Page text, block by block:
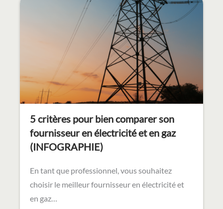
5 critères pour bien comparer son
fournisseur en électricité et en gaz
(INFOGRAPHIE)
En tant que professionnel, vous souhaitez
choisir le meilleur fournisseur en électricité et
en gaz…